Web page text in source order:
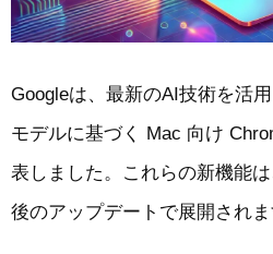
Googleは、最新のAI技術を活
モデルに基づく Mac 向け
表しました。これらの新機能
後のアップデートで展開されま